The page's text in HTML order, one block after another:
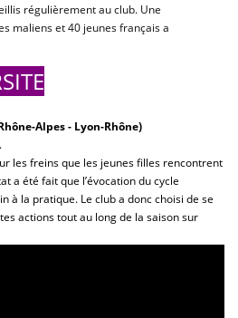
régulièrement au club. Une
maliens et 40 jeunes français a
Alpes - Lyon-Rhône)
les freins que les jeunes filles rencontrent
a été fait que l’évocation du cycle
à la pratique. Le club a donc choisi de se
actions tout au long de la saison sur